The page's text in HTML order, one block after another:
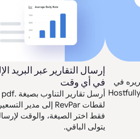
في
Google Sheets أو Excel. أنشئ أي صيغة مباشرة في Hostfully
في أي وقت
يتولى الباقي.